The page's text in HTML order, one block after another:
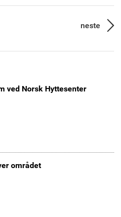
neste
ved Norsk Hyttesenter
området